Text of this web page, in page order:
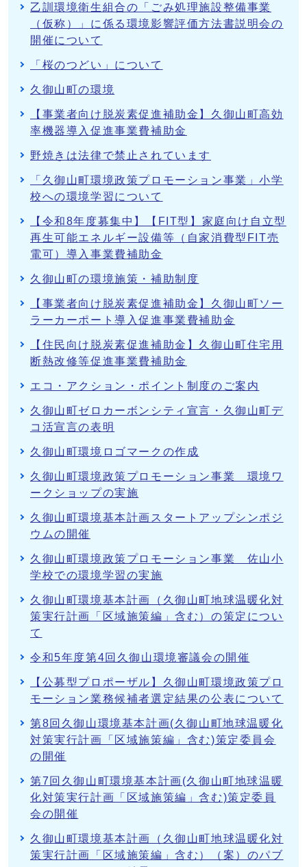
乙訓環境衛生組合の「ごみ処理施設整備事業
（仮称）」に係る環境影響評価方法書説明会の
開催について
「桜のつどい」について
久御山町の環境
【事業者向け脱炭素促進補助金】久御山町高効
率機器導入促進事業費補助金
野焼きは法律で禁止されています
「久御山町環境政策プロモーション事業」小学
校への環境学習について
【令和8年度募集中】【FIT型】家庭向け自立型
再生可能エネルギー設備等（自家消費型FIT売
電可）導入事業費補助金
久御山町の環境施策・補助制度
【事業者向け脱炭素促進補助金】久御山町ソー
ラーカーポート導入促進事業費補助金
【住民向け脱炭素促進補助金】久御山町住宅用
断熱改修等促進事業費補助金
エコ・アクション・ポイント制度のご案内
久御山町ゼロカーボンシティ宣言・久御山町デ
コ活宣言の表明
久御山町環境ロゴマークの作成
久御山町環境政策プロモーション事業 環境ワ
ークショップの実施
久御山町環境基本計画スタートアップシンポジ
ウムの開催
久御山町環境政策プロモーション事業 佐山小
学校での環境学習の実施
久御山町環境基本計画（久御山町地球温暖化対
策実行計画「区域施策編」含む）の策定につい
て
令和5年度第4回久御山環境審議会の開催
【公募型プロポーザル】久御山町環境政策プロ
モーション業務候補者選定結果の公表について
第8回久御山環境基本計画(久御山町地球温暖化
対策実行計画「区域施策編」含む)策定委員会
の開催
第7回久御山町環境基本計画(久御山町地球温暖
化対策実行計画「区域施策編」含む)策定委員
会の開催
久御山町環境基本計画（久御山町地球温暖化対
策実行計画「区域施策編」含む）（案）のパブ